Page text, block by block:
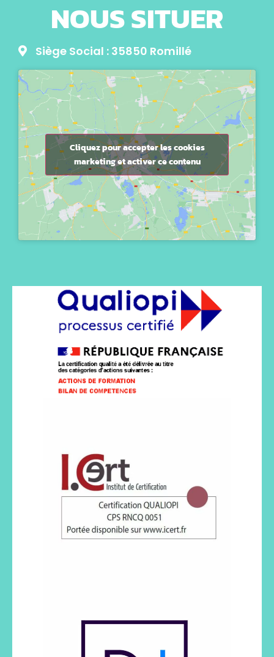
NOUS SITUER
Siège Social : 35850 Romillé
Cliquez pour accepter les cookies
marketing et activer ce contenu